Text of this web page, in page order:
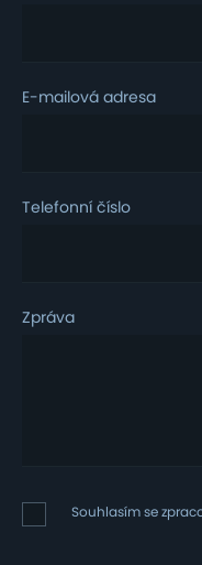
E-mailová adresa
Telefonní číslo
Zpráva
Souhlasím
se
Souhlasím se